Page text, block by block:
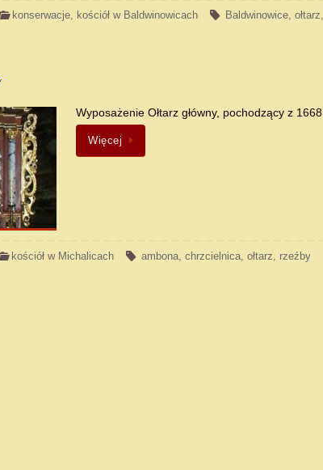
konserwacje, kościół w Baldwinowicach Baldwinowice,ołtarz,
Wyposażenie Ołtarz główny, pochodzący z
Więcej
kościół w Michalicach ambona ,chrzcielnica ,ołtarz rzeźby